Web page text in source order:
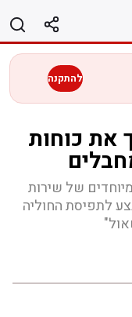
להתקנה
את כוחות
של שירות
לתפיסת החוליה